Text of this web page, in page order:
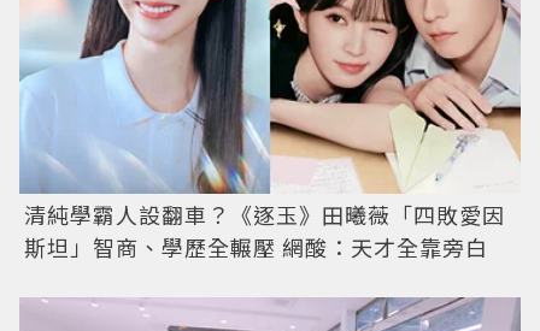
清純學霸人設翻車？《逐玉》田曦薇「四敗愛因
斯坦」智商、學歷全輾壓 網酸：天才全靠旁白